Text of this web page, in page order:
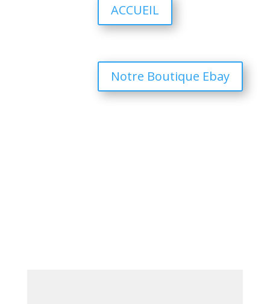
ACCUEIL
Notre Boutique Ebay